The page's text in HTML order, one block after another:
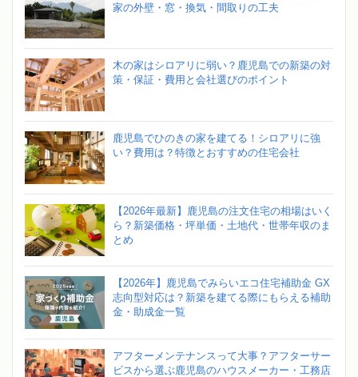
家の外壁・窓・換気・間取りの工夫
木の家はシロアリに弱い？鹿児島での新築の対
策・保証・費用と会社選びのポイント
鹿児島でひのきの家を建てる！シロアリに強
い？費用は？特徴とおすすめの住宅会社
【2026年最新】鹿児島の注文住宅の相場はいく
ら？新築価格・坪単価・土地代・世帯年収のま
とめ
【2026年】鹿児島でみらいエコ住宅補助金 GX
志向型対応は？新築を建てる際にもらえる補助
金・助成金一覧
アフターメンテナンスって大事？アフターサー
ビスから選ぶ鹿児島のハウスメーカー・工務店